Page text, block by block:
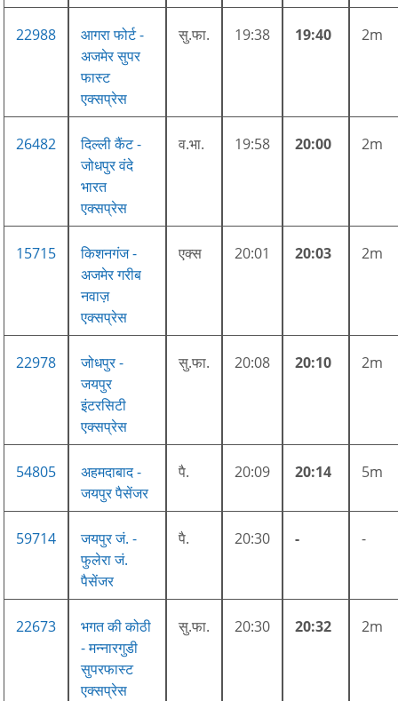
22988
आगरा फोर्ट -
अजमेर सुपर
फास्ट
एक्सप्रेस
सु.फा. 19:38 19:40 2m
26482
दिल्ली कैंट -
जोधपुर वंदे
भारत
एक्सप्रेस
व.भा. 19:58 20:00 2m
15715
किशनगंज -
अजमेर गरीब
नवाज़
एक्सप्रेस
एक्स 20:01 20:03 2m
22978
जोधपुर -
जयपुर
इंटरसिटी
एक्सप्रेस
सु.फा. 20:08 20:10 2m
54805
अहमदाबाद -
जयपुर पैसेंजर
पै. 20:09 20:14 5m
59714
जयपुर जं. -
फुलेरा जं.
पैसेंजर
पै. 20:30 - -
22673
भगत की कोठी
- मन्नारगुडी
सुपरफास्ट
एक्सप्रेस
सु.फा. 20:30 20:32 2m